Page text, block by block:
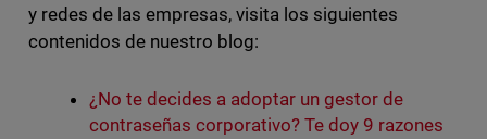
y redes de las empresas, visita los siguientes
contenidos de nuestro blog:
¿No te decides a adoptar un gestor de
contraseñas corporativo? Te doy 9 razones